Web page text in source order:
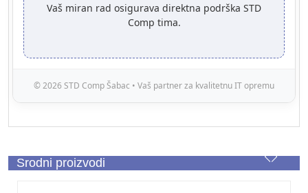
Vaš miran rad osigurava direktna podrška STD
Comp tima.
© 2026 STD Comp Šabac • Vaš partner za kvalitetnu IT opremu
Srodni proizvodi